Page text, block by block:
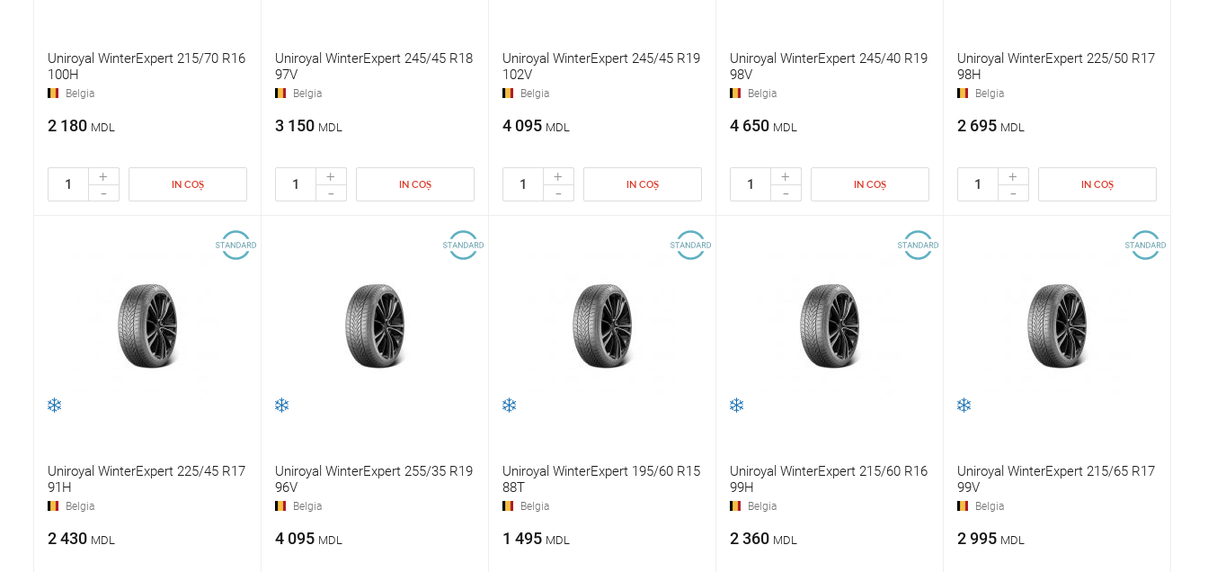
Uniroyal WinterExpert 215/70 R16
100H
Belgia
2 180 MDL
+
- IN COȘ
Uniroyal WinterExpert 245/45 R18
97V
Belgia
3 150 MDL
+
- IN COȘ
Uniroyal WinterExpert 245/45 R19
102V
Belgia
4 095 MDL
+
- IN COȘ
Uniroyal WinterExpert 245/40 R19
98V
Belgia
4 650 MDL
+
- IN COȘ
Uniroyal WinterExpert 225/50 R17
98H
Belgia
2 695 MDL
+
- IN COȘ
Uniroyal WinterExpert 225/45 R17
91H
Belgia
2 430 MDL
Uniroyal WinterExpert 255/35 R19
96V
Belgia
4 095 MDL
Uniroyal WinterExpert 195/60 R15
88T
Belgia
1 495 MDL
Uniroyal WinterExpert 215/60 R16
99H
Belgia
2 360 MDL
Uniroyal WinterExpert 215/65 R17
99V
Belgia
2 995 MDL